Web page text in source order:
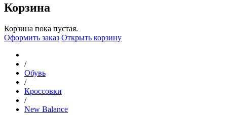
Корзина
Корзина пока пустая.
Оформить заказ Открыть корзину
/
Обувь
/
Кроссовки
/
New Balance